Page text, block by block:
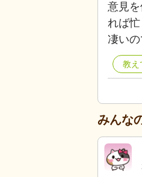
意見
れば
凄いの
教え
みんな